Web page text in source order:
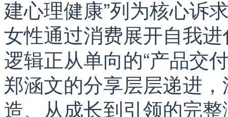
建心理健康”列为核心诉
女性通过消费展开自我
逻辑正从单向的“产品交
郑涵文的分享层层递进
造、从成长到引领的完